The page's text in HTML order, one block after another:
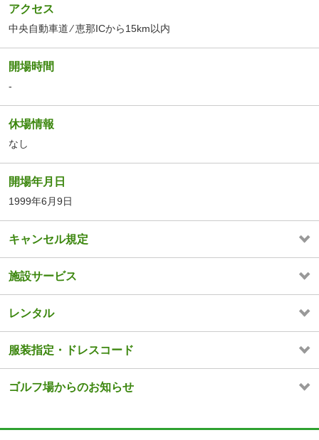
アクセス
中央自動車道 ⁄ 恵那ICから15km以内
開場時間
-
休場情報
なし
開場年月日
1999年6月9日
キャンセル規定
施設サービス
レンタル
服装指定・ドレスコード
ゴルフ場からのお知らせ